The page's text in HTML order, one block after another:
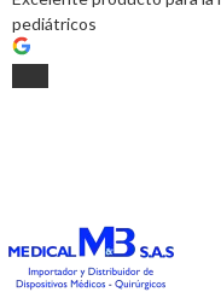
pediátricos